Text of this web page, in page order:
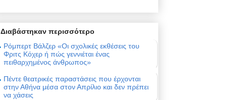
Διαβάστηκαν περισσότερο
Ρόμπερτ Βάλζερ «Οι σχολικές εκθέσεις του
Φριτς Κόχερ ή πώς γεννιέται ένας
πειθαρχημένος άνθρωπος»
Πέντε θεατρικές παραστάσεις που έρχονται
στην Αθήνα μέσα στον Απρίλιο και δεν πρέπει
να χάσεις